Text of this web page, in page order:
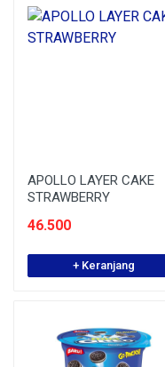
APOLLO LAYER CAKE
STRAWBERRY
46.500
+ Keranjang